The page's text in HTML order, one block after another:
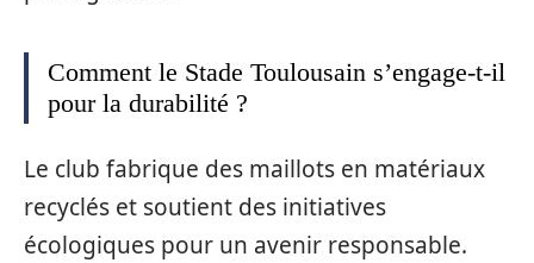
Comment le Stade Toulousain s’engage-t-il
pour la durabilité ?
Le club fabrique des maillots en matériaux
recyclés et soutient des initiatives
écologiques pour un avenir responsable.